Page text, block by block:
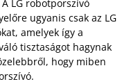
LG robotporszívó
ugyanis csak az LG
amelyek így a
tisztaságot hagynak
hogy miben